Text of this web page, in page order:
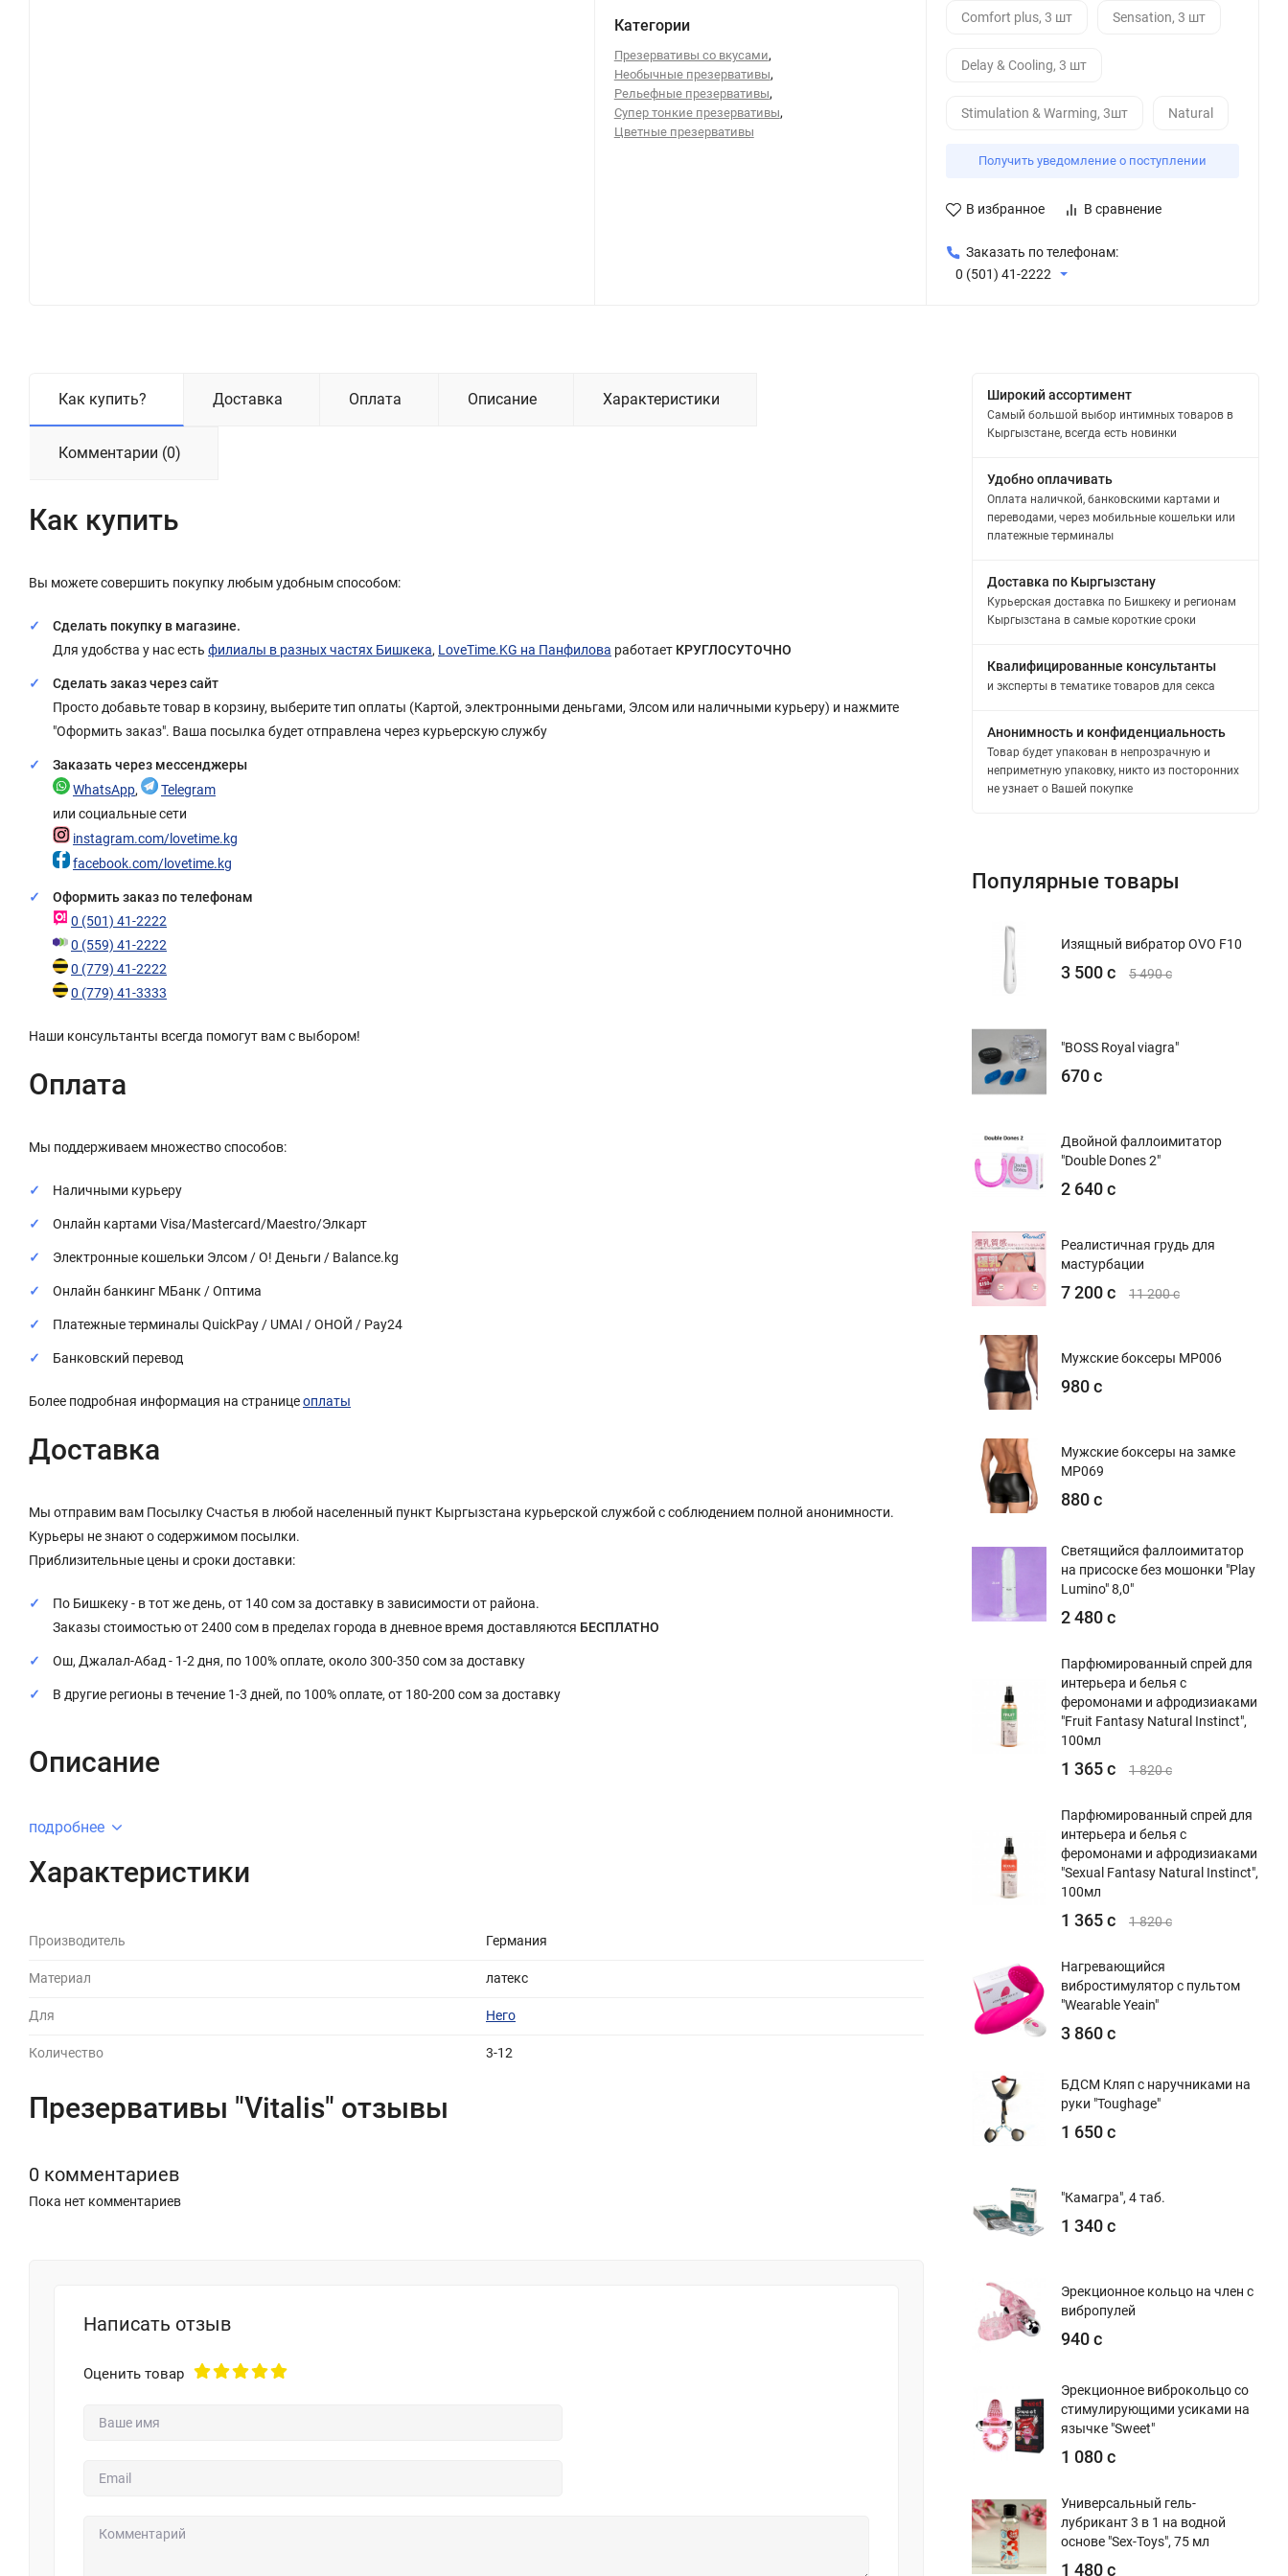
Категории
Презервативы со вкусами,
Необычные презервативы,
Рельефные презервативы,
Супер тонкие презервативы,
Цветные презервативы
Comfort plus, 3 шт Sensation, 3 шт
Delay & Cooling, 3 шт
Stimulation & Warming, 3шт Natural
Получить уведомление о поступлении
В избранное В сравнение
Заказать по телефонам:
0 (501) 41-2222
Как купить? Доставка Оплата Описание Характеристики
Комментарии (0)
Как купить
Вы можете совершить покупку любым удобным способом:
Сделать покупку в магазине.
Для удобства у нас есть филиалы в разных частях Бишкека, LoveTime.KG на Панфилова работает КРУГЛОСУТОЧНО
Сделать заказ через сайт
Просто добавьте товар в корзину, выберите тип оплаты (Картой, электронными деньгами, Элсом или наличными курьеру) и нажмите
"Оформить заказ". Ваша посылка будет отправлена через курьерскую службу
Заказать через мессенджеры
WhatsApp,
Telegram
или социальные сети
instagram.com/lovetime.kg
facebook.com/lovetime.kg
Оформить заказ по телефонам
0 (501) 41-2222
0 (559) 41-2222
0 (779) 41-2222
0 (779) 41-3333
Наши консультанты всегда помогут вам с выбором!
Оплата
Мы поддерживаем множество способов:
Наличными курьеру
Онлайн картами Visa/Mastercard/Maestro/Элкарт
Электронные кошельки Элсом / О! Деньги / Balance.kg
Онлайн банкинг МБанк / Оптима
Платежные терминалы QuickPay / UMAI / ОНОЙ / Pay24
Банковский перевод
Более подробная информация на страницеоплаты
Доставка
Мы отправим вам Посылку Счастья в любой населенный пункт Кыргызстана курьерской службой с соблюдением полной анонимности.
Курьеры не знают о содержимом посылки.
Приблизительные цены и сроки доставки:
По Бишкеку - в тот же день, от 140 сом за доставку в зависимости от района.
Заказы стоимостью от 2400 сом в пределах города в дневное время доставляются БЕСПЛАТНО
Ош, Джалал-Абад - 1-2 дня, по 100% оплате, около 300-350 сом за доставку
В другие регионы в течение 1-3 дней, по 100% оплате, от 180-200 сом за доставку
Описание
подробнее
Характеристики
Производитель Германия
Материал латекс
Для Него
Количество 3-12
Презервативы "Vitalis" отзывы
0 комментариев
Пока нет комментариев
Написать отзыв
Оценить товар
Широкий ассортимент
Самый большой выбор интимных товаров в
Кыргызстане, всегда есть новинки
Удобно оплачивать
Оплата наличкой, банковскими картами и
переводами, через мобильные кошельки или
платежные терминалы
Доставка по Кыргызстану
Курьерская доставка по Бишкеку и регионам
Кыргызстана в самые короткие сроки
Квалифицированные консультанты
и эксперты в тематике товаров для секса
Анонимность и конфиденциальность
Товар будет упакован в непрозрачную и
неприметную упаковку, никто из посторонних
не узнает о Вашей покупке
Популярные товары
Изящный вибратор OVO F10
3 500 с 5 490 с
"BOSS Royal viagra"
670 с
Двойной фаллоимитатор
"Double Dones 2"
2 640 с
Реалистичная грудь для
мастурбации
7 200 с 11 200 с
Мужские боксеры MP006
980 с
Мужские боксеры на замке
MP069
880 с
Светящийся фаллоимитатор
на присоске без мошонки "Play
Lumino" 8,0"
2 480 с
Парфюмированный спрей для
интерьера и белья с
феромонами и афродизиаками
"Fruit Fantasy Natural Instinct",
100мл
1 365 с 1 820 с
Парфюмированный спрей для
интерьера и белья с
феромонами и афродизиаками
"Sexual Fantasy Natural Instinct",
100мл
1 365 с 1 820 с
Нагревающийся
вибростимулятор с пультом
"Wearable Yeain"
3 860 с
БДСМ Кляп с наручниками на
руки "Toughage"
1 650 с
"Камагра", 4 таб.
1 340 с
Эрекционное кольцо на член с
вибропулей
940 с
Эрекционное виброкольцо со
стимулирующими усиками на
язычке "Sweet"
1 080 с
Универсальный гель-
лубрикант 3 в 1 на водной
основе "Sex-Toys", 75 мл
1 480 с